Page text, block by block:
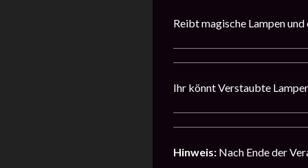
Reibt magische Lampen
Ihr könnt Verstaubte
Hinweis: Nach Ende der